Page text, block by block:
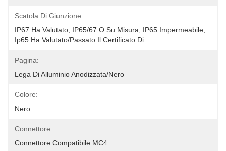
Scatola Di Giunzione:
IP67 Ha Valutato, IP65/67 O Su Misura, IP65 Impermeabile,
Ip65 Ha Valutato/passato Il Certificato Di
Pagina:
Lega Di Alluminio Anodizzata/nero
Colore:
Nero
Connettore:
Connettore Compatibile MC4